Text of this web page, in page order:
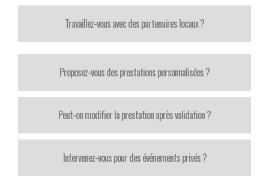
Travaillez-vous avec des partenaires locaux ?
Proposez-vous des prestations personnalisées ?
Peut-on modifier la prestation après validation ?
Intervenez-vous pour des événements privés ?